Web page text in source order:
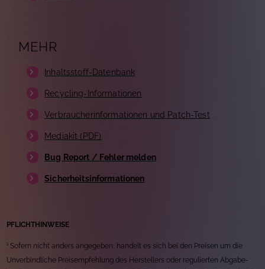
MEHR
Inhaltsstoff-Datenbank
Recycling-Informationen
Verbraucherinformationen und Patch-Test
Mediakit (PDF)
Bug Report / Fehler melden
Sicherheitsinformationen
PFLICHTHINWEISE
¹ Sofern nicht anders angegeben, handelt es sich bei den Preisen um die
Unverbindliche Preisempfehlung des Herstellers oder regulierten Abgabe-